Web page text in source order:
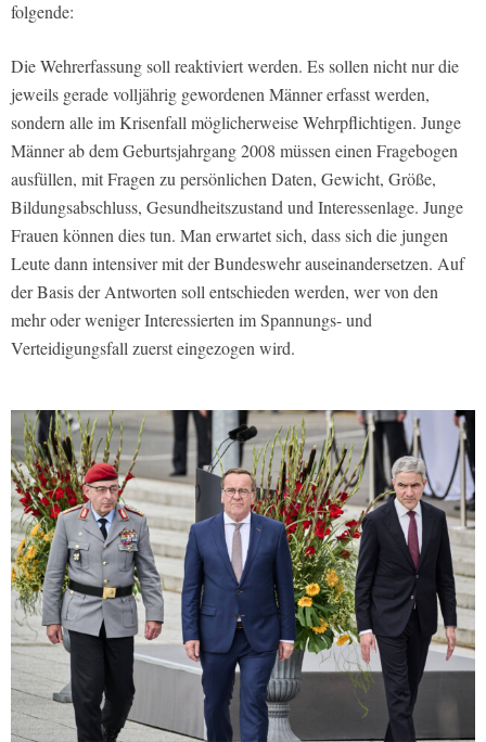
folgende:
Die Wehrerfassung soll reaktiviert werden. Es sollen nicht nur die
jeweils gerade volljährig gewordenen Männer erfasst werden,
sondern alle im Krisenfall möglicherweise Wehrpflichtigen. Junge
Männer ab dem Geburtsjahrgang 2008 müssen einen Fragebogen
ausfüllen, mit Fragen zu persönlichen Daten, Gewicht, Größe,
Bildungsabschluss, Gesundheitszustand und Interessenlage. Junge
Frauen können dies tun. Man erwartet sich, dass sich die jungen
Leute dann intensiver mit der Bundeswehr auseinandersetzen. Auf
der Basis der Antworten soll entschieden werden, wer von den
mehr oder weniger Interessierten im Spannungs- und
Verteidigungsfall zuerst eingezogen wird.